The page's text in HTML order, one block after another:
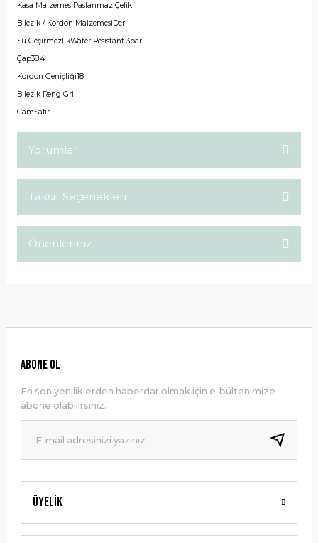
Kasa MalzemesiPaslanmaz Çelik
Bilezik / Kordon MalzemesiDeri
Su GeçirmezlikWater Resistant 3bar
Çap38.4
Kordon Genişliği18
Bilezik RengiGri
CamSafir
Yorumlar
Taksit Seçenekleri
Önerileriniz
Ürün resmi kalitesiz, bozuk veya görüntülenemiyor.
Ürün bilgilerinde hatalar bulunuyor.
Ürün fiyatı diğer sitelerden daha pahalı.
Bu ürüne benzer farklı alternatifler olmalı.
Gönder
Üyelik
ABONE OL
En son yeniliklerden haberdar olmak için e-bültenimize
abone olabilirsiniz.